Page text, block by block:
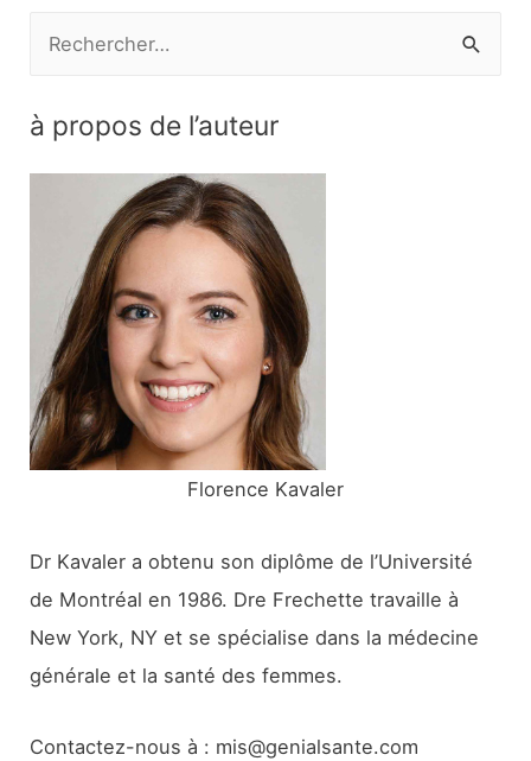
h
:
à propos de l’auteur
Florence Kavaler
Dr Kavaler a obtenu son diplôme de l’Université
de Montréal en 1986. Dre Frechette travaille à
New York, NY et se spécialise dans la médecine
générale et la santé des femmes.
Contactez-nous à : mis@genialsante.com